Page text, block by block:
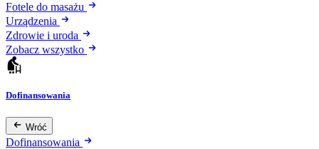
Fotele do masażu
Urządzenia
Zdrowie i uroda
Zobacz wszystko
Dofinansowania
Wróć
Dofinansowania